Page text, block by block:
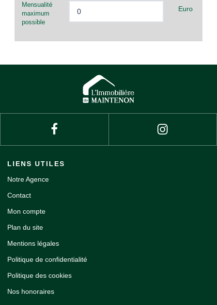
Mensualité
maximum
possible
Euro
LIENS UTILES
Notre Agence
Contact
Mon compte
Plan du site
Mentions légales
Politique de confidentialité
Politique des cookies
Nos honoraires